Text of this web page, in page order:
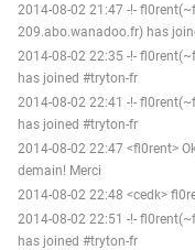
2014-08-02 21:47 -!-
209.abo.wanadoo.fr) has
2014-08-02 22:35 -!-
has joined #tryton-fr
2014-08-02 22:41 -!-
has joined #tryton-fr
2014-08-02 22:47 <fl0rent>
demain! Merci
2014-08-02 22:48 <cedk>
2014-08-02 22:51 -!-
has joined #tryton-fr